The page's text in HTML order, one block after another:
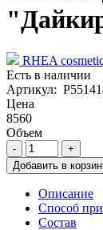
RHEA
Есть в наличии
Артикул:
Цена
8560
Объем
-
+
Добавить в
Описание
Способ
Состав